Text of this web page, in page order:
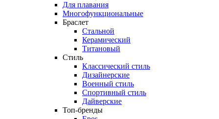
Для плавания
Многофункциональные
Браслет
Стальной
Керамический
Титановый
Стиль
Классический стиль
Дизайнерские
Военный стиль
Спортивный стиль
Дайверские
Топ-бренды